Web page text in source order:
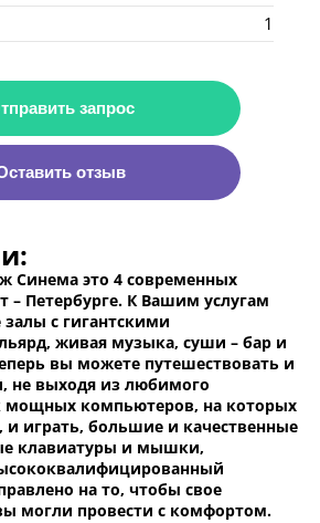
1
запрос
отзыв
Синема это 4 современных
– Петербурге. К Вашим услугам
с гигантскими
живая музыка, суши – бар и
вы можете путешествовать и
не выходя из любимого
мощных компьютеров, на которых
играть, большие и качественные
клавиатуры и мышки,
на то, чтобы свое
могли провести с комфортом.